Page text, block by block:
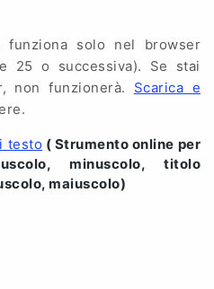
funziona solo nel browser
25 o successiva). Se stai
non funzionerà. Scarica e
testo ( Strumento online per
minuscolo, titolo
maiuscolo)